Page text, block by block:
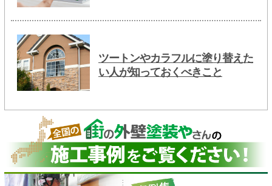
ツートンやカラフルに塗り替えた
い人が知っておくべきこと